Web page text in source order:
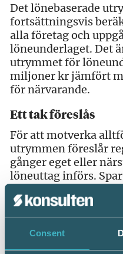
Consent
Det lönebaserade
fortsättningsvis
alla företag och
löneunderlaget. Det
utrymmet för
miljoner kr jämfört
för närvarande.
Ett tak föreslås
För att motverka
utrymmen föreslår
gånger eget eller
löneuttag införs.
inte av förslaget
nya lönebaserade